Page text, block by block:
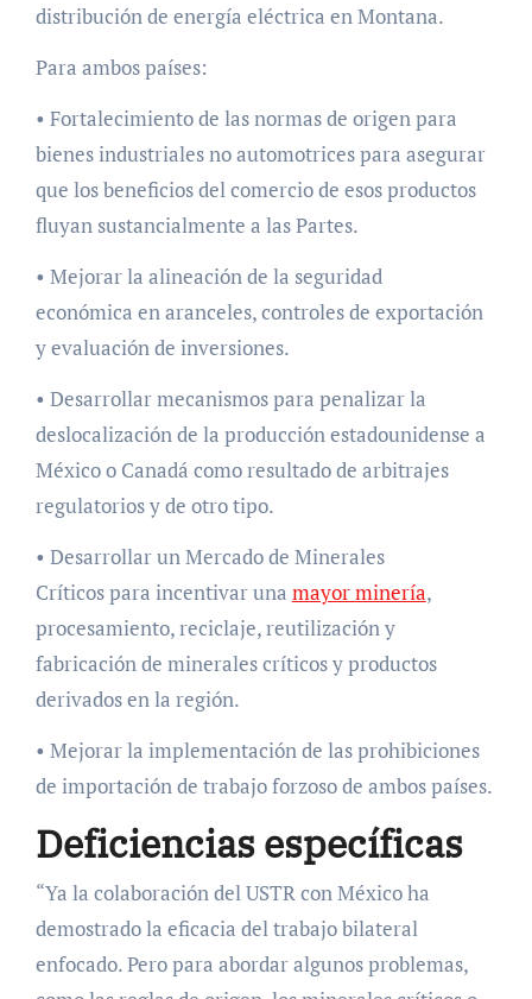
distribución de energía eléctrica en Montana.
Para ambos países:
• Fortalecimiento de las normas de origen para
bienes industriales no automotrices para asegurar
que los beneficios del comercio de esos productos
fluyan sustancialmente a las Partes.
• Mejorar la alineación de la seguridad
económica en aranceles, controles de exportación
y evaluación de inversiones.
• Desarrollar mecanismos para penalizar la
deslocalización de la producción estadounidense a
México o Canadá como resultado de arbitrajes
regulatorios y de otro tipo.
• Desarrollar un Mercado de Minerales
Críticos para incentivar una mayor minería,
procesamiento, reciclaje, reutilización y
fabricación de minerales críticos y productos
derivados en la región.
• Mejorar la implementación de las prohibiciones
de importación de trabajo forzoso de ambos países.
Deficiencias específicas
“Ya la colaboración del USTR con México ha
demostrado la eficacia del trabajo bilateral
enfocado. Pero para abordar algunos problemas,